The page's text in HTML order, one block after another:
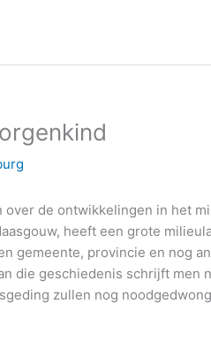
de ontwikkelingen in het
heeft een grote
gemeente, provincie en nog
die geschiedenis schrijft men
zullen nog